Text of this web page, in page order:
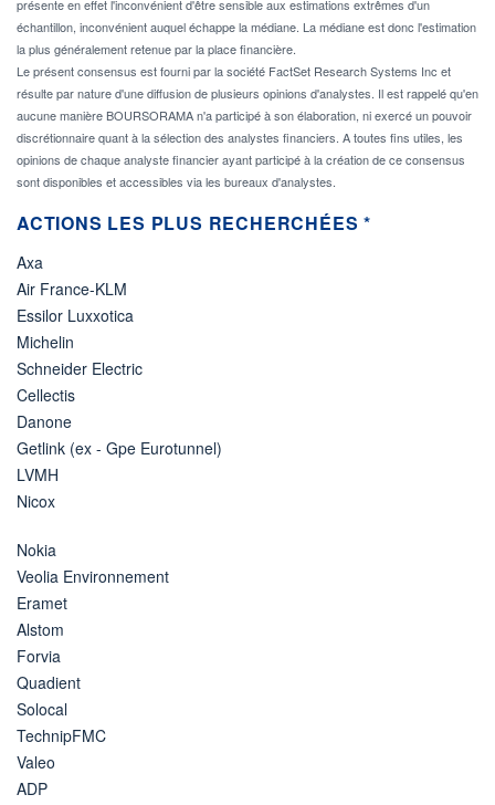
présente en effet l'inconvénient d'être sensible aux estimations extrêmes d'un
échantillon, inconvénient auquel échappe la médiane. La médiane est donc l'estimation
la plus généralement retenue par la place financière.
Le présent consensus est fourni par la société FactSet Research Systems Inc et
résulte par nature d'une diffusion de plusieurs opinions d'analystes. Il est rappelé qu'en
aucune manière BOURSORAMA n'a participé à son élaboration, ni exercé un pouvoir
discrétionnaire quant à la sélection des analystes financiers. A toutes fins utiles, les
opinions de chaque analyste financier ayant participé à la création de ce consensus
sont disponibles et accessibles via les bureaux d'analystes.
ACTIONS LES PLUS RECHERCHÉES *
Axa
Air France-KLM
Essilor Luxxotica
Michelin
Schneider Electric
Cellectis
Danone
Getlink (ex - Gpe Eurotunnel)
LVMH
Nicox
Nokia
Veolia Environnement
Eramet
Alstom
Forvia
Quadient
Solocal
TechnipFMC
Valeo
ADP